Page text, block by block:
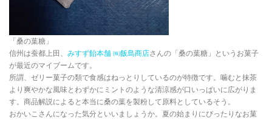
「桑の葉糖」
信州は蚕都上田、 みすず飴本舗 ㈱飯島商店さんの「桑の葉糖」というお菓子
が最近のマイブームです。
所謂、ゼリー菓子の類で食感はねっとりしているのが特徴です。噛むと抹茶
より爽やかな風味とわずかにミントのような清涼感が口いっぱいに広がりま
す。商品解説によると本当に桑の葉を製粉して原料としているそう。
おかいこさんになった気分といいましょうか。夏の始まりにぴったりなお菓